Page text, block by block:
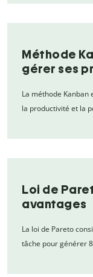
Méthode
gérer ses
La méthode
la productivité et la
Loi de
avantages
La loi de Pareto
tâche pour générer